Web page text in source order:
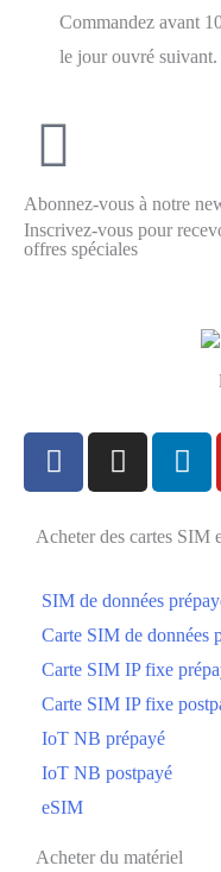
Commandez avant
le jour ouvré suivant.
Abonnez-vous à notre
Inscrivez-vous pour
offres spéciales
Acheter des cartes SIM
SIM de données
Carte SIM de données
Carte SIM IP fixe
Carte SIM IP fixe
IoT NB prépayé
IoT NB postpayé
eSIM
Acheter du matériel